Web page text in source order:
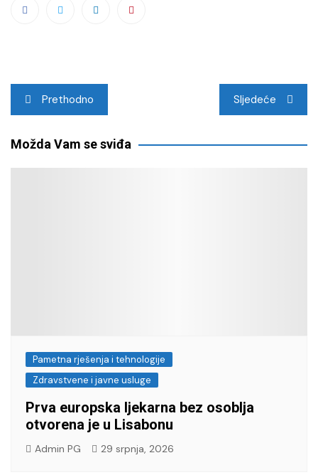
Navigacija
objava
Prethodno Sljedeće
Možda Vam se sviđa
Pametna rješenja i tehnologije
Zdravstvene i javne usluge
Prva europska ljekarna bez osoblja
otvorena je u Lisabonu
Admin PG 29 srpnja, 2026